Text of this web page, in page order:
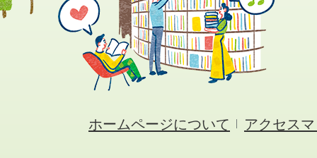
ホームページについて アクセス